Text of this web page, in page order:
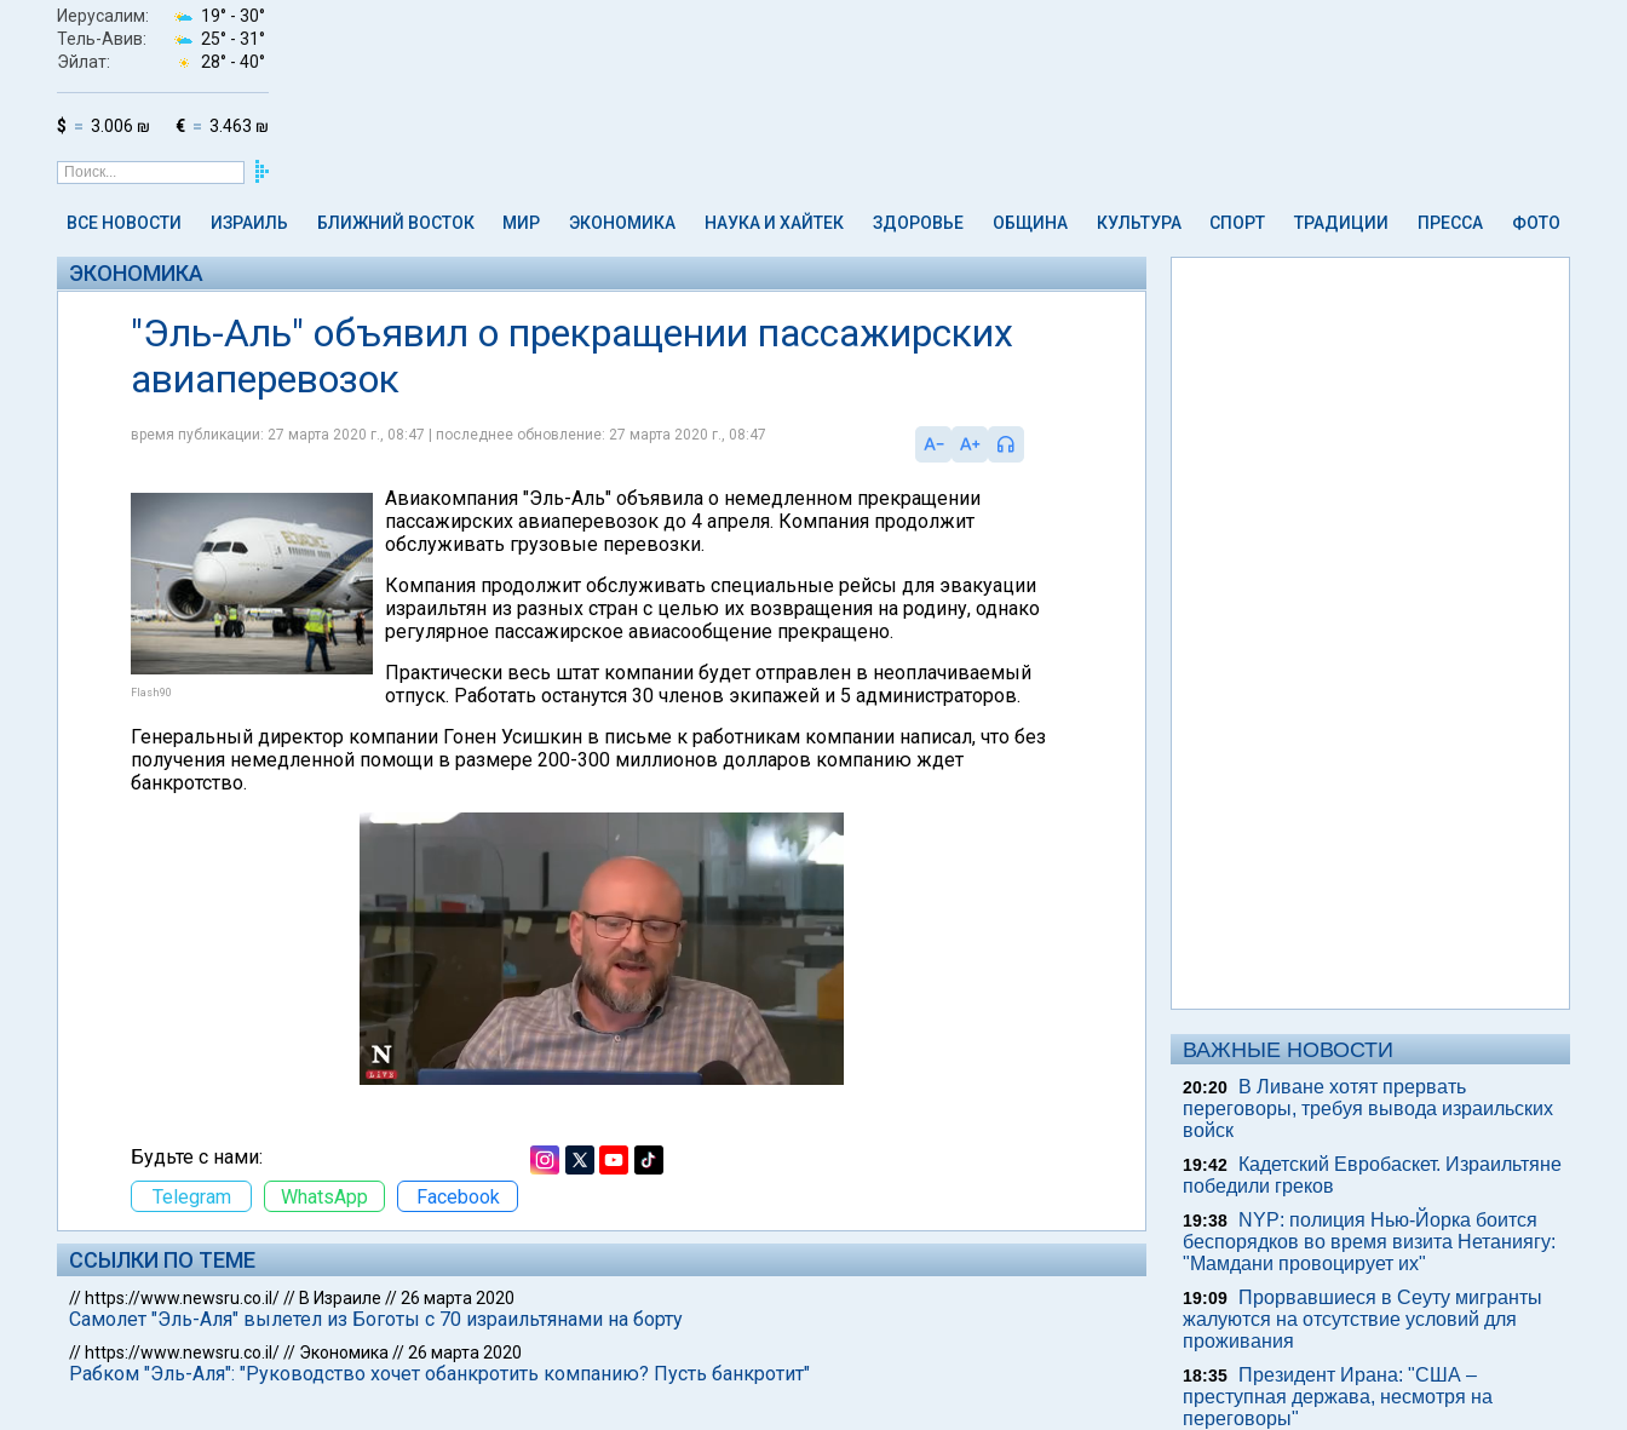
Иерусалим: 19° - 30°
Тель-Авив:
25° - 31°
Эйлат:
28° - 40°
$ 3.006 ₪ € 3.463 ₪
ВСЕ НОВОСТИ ИЗРАИЛЬ БЛИЖНИЙ ВОСТОК МИР ЭКОНОМИКА НАУКА И ХАЙТЕК ЗДОРОВЬЕ ОБЩИНА КУЛЬТУРА СПОРТ ТРАДИЦИИ ПРЕССА ФОТО
ЭКОНОМИКА
"Эль-Аль" объявил о прекращении пассажирских
авиаперевозок
время публикации: 27 марта 2020 г., 08:47 | последнее обновление: 27 марта 2020 г., 08:47
Flash90
Авиакомпания "Эль-Аль" объявила о немедленном прекращении
пассажирских авиаперевозок до 4 апреля. Компания продолжит
обслуживать грузовые перевозки.
Компания продолжит обслуживать специальные рейсы для эвакуации
израильтян из разных стран с целью их возвращения на родину, однако
регулярное пассажирское авиасообщение прекращено.
Практически весь штат компании будет отправлен в неоплачиваемый
отпуск. Работать останутся 30 членов экипажей и 5 администраторов.
Генеральный директор компании Гонен Усишкин в письме к работникам компании написал, что без
получения немедленной помощи в размере 200-300 миллионов долларов компанию ждет
банкротство.
Будьте с нами:
Telegram
WhatsApp Facebook
ССЫЛКИ ПО ТЕМЕ
// https://www.newsru.co.il/// В Израиле //26 марта 2020
Самолет "Эль-Аля" вылетел из Боготы с 70 израильтянами на борту
// https://www.newsru.co.il/// Экономика //26 марта 2020
Рабком "Эль-Аля": "Руководство хочет обанкротить компанию? Пусть банкротит"
ВАЖНЫЕ НОВОСТИ
20:20
В Ливане хотят прервать
переговоры, требуя вывода израильских
войск
19:42
Кадетский Евробаскет. Израильтяне
победили греков
19:38
NYP: полиция Нью-Йорка боится
беспорядков во время визита Нетаниягу:
"Мамдани провоцирует их"
19:09
Прорвавшиеся в Сеуту мигранты
жалуются на отсутствие условий для
проживания
18:35
Президент Ирана: "США –
преступная держава, несмотря на
переговоры"